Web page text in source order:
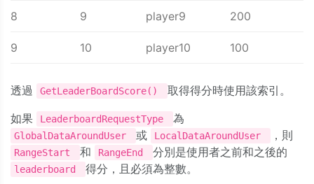
8 9 player9 200
9 10 player10 100
透過 GetLeaderBoardScore()
取得得分時使用該索引。
如果
LeaderboardRequestType 為
GlobalDataAroundUser 或 LocalDataAroundUser ，則
RangeStart 和 RangeEnd 分別是使用者之前和之後的
leaderboard 得分，且必須為整數。